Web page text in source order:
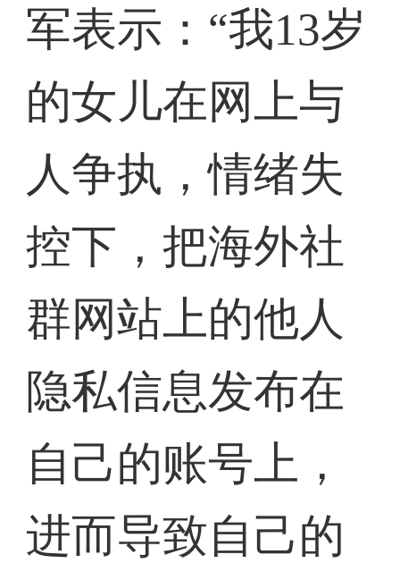
军表示：“我13岁
的女儿在网上与
人争执，情绪失
控下，把海外社
群网站上的他人
隐私信息发布在
自己的账号上，
进而导致自己的